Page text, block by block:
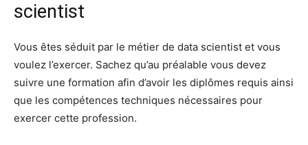
scientist
Vous êtes séduit par le métier de data scientist et vous
voulez l’exercer. Sachez qu’au préalable vous devez
suivre une formation afin d’avoir les diplômes requis ainsi
que les compétences techniques nécessaires pour
exercer cette profession.